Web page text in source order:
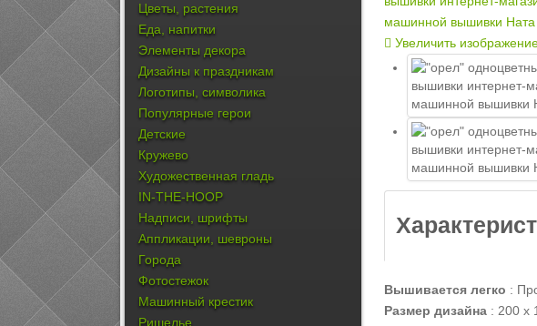
Увеличить
Вышивается легко :
Размер дизайна : 200 х
Цветы, растения
Еда, напитки
Элементы декора
Дизайны к праздникам
Логотипы, символика
Популярные герои
Детские
Кружево
Художественная гладь
IN-THE-HOOP
Надписи, шрифты
Аппликации, шевроны
Города
Фотостежок
Машинный крестик
Ришелье